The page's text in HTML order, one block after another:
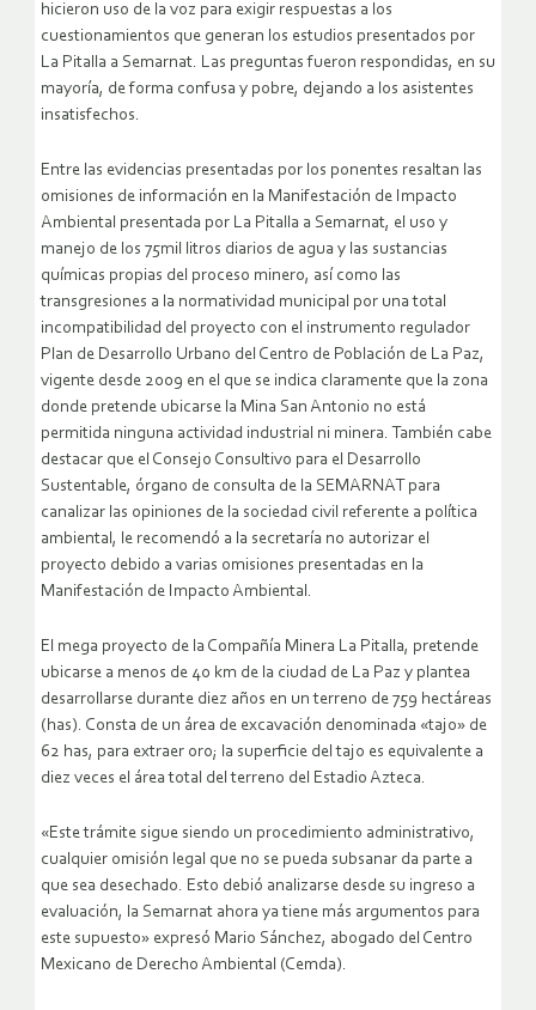
hicieron uso de la voz para exigir respuestas a los
cuestionamientos que generan los estudios presentados por
La Pitalla a Semarnat. Las preguntas fueron respondidas, en su
mayoría, de forma confusa y pobre, dejando a los asistentes
insatisfechos.
Entre las evidencias presentadas por los ponentes resaltan las
omisiones de información en la Manifestación de Impacto
Ambiental presentada por La Pitalla a Semarnat, el uso y
manejo de los 75mil litros diarios de agua y las sustancias
químicas propias del proceso minero, así como las
transgresiones a la normatividad municipal por una total
incompatibilidad del proyecto con el instrumento regulador
Plan de Desarrollo Urbano del Centro de Población de La Paz,
vigente desde 2009 en el que se indica claramente que la zona
donde pretende ubicarse la Mina San Antonio no está
permitida ninguna actividad industrial ni minera. También cabe
destacar que el Consejo Consultivo para el Desarrollo
Sustentable, órgano de consulta de la SEMARNAT para
canalizar las opiniones de la sociedad civil referente a política
ambiental, le recomendó a la secretaría no autorizar el
proyecto debido a varias omisiones presentadas en la
Manifestación de Impacto Ambiental.
El mega proyecto de la Compañía Minera La Pitalla, pretende
ubicarse a menos de 40 km de la ciudad de La Paz y plantea
desarrollarse durante diez años en un terreno de 759 hectáreas
(has). Consta de un área de excavación denominada «tajo» de
62 has, para extraer oro; la superficie del tajo es equivalente a
diez veces el área total del terreno del Estadio Azteca.
«Este trámite sigue siendo un procedimiento administrativo,
cualquier omisión legal que no se pueda subsanar da parte a
que sea desechado. Esto debió analizarse desde su ingreso a
evaluación, la Semarnat ahora ya tiene más argumentos para
este supuesto» expresó Mario Sánchez, abogado del Centro
Mexicano de Derecho Ambiental (Cemda).